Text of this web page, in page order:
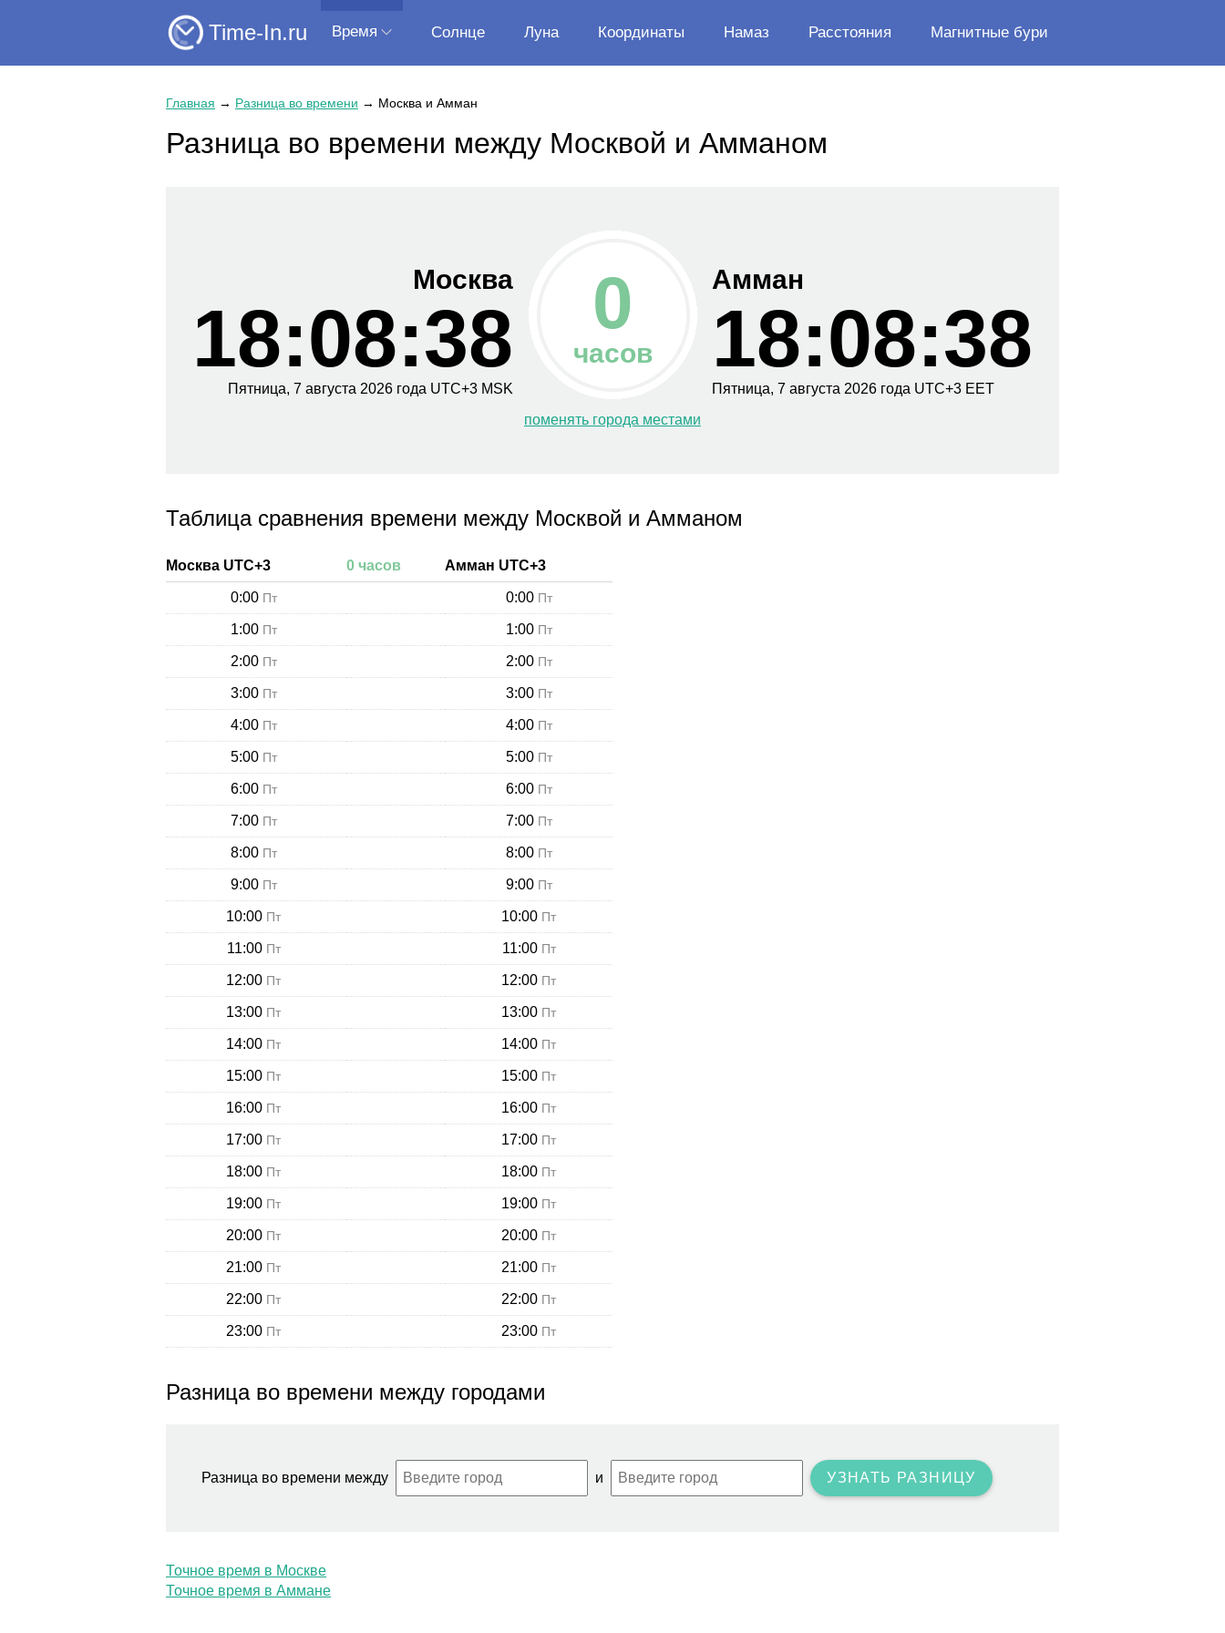
Time-In.ru Время Солнце Луна Координаты Намаз Расстояния Магнитные бури
Главная → Разница во времени → Москва и Амман
Разница во времени между Москвой и Амманом
Москва
18:08:39
Пятница, 7 августа 2026 года UTC+3 MSK
0
часов
поменять города местами
Амман
18:08:39
Пятница, 7 августа 2026 года UTC+3 EET
Таблица сравнения времени между Москвой и Амманом
Москва UTC+3 0 часов Амман UTC+3
0:00 Пт 0:00 Пт
1:00 Пт 1:00 Пт
2:00 Пт 2:00 Пт
3:00 Пт 3:00 Пт
4:00 Пт 4:00 Пт
5:00 Пт 5:00 Пт
6:00 Пт 6:00 Пт
7:00 Пт 7:00 Пт
8:00 Пт 8:00 Пт
9:00 Пт 9:00 Пт
10:00 Пт 10:00 Пт
11:00 Пт 11:00 Пт
12:00 Пт 12:00 Пт
13:00 Пт 13:00 Пт
14:00 Пт 14:00 Пт
15:00 Пт 15:00 Пт
16:00 Пт 16:00 Пт
17:00 Пт 17:00 Пт
18:00 Пт 18:00 Пт
19:00 Пт 19:00 Пт
20:00 Пт 20:00 Пт
21:00 Пт 21:00 Пт
22:00 Пт 22:00 Пт
23:00 Пт 23:00 Пт
Разница во времени между городами
Разница во времени между и УЗНАТЬ РАЗНИЦУ
Точное время в Москве
Точное время в Аммане